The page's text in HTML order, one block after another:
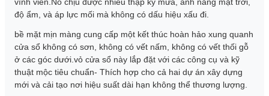
độ ẩm, và áp lực mối mà không có dấu hiệu xấu đi.
bề mặt mịn màng cung cấp một kết thúc hoàn hảo xung quanh
cửa sổ không có sơn, không có vết nấm, không có vết thối gỗ
ở các góc dưới.vỏ cửa sổ này lắp đặt với các công cụ và kỹ
thuật mộc tiêu chuẩn- Thích hợp cho cả hai dự án xây dựng
mới và cải tạo nơi hiệu suất dài hạn không thể thương lượng.